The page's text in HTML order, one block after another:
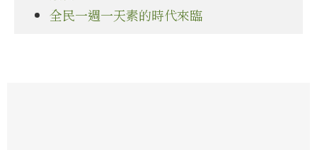
全民一週一天素的時代來臨